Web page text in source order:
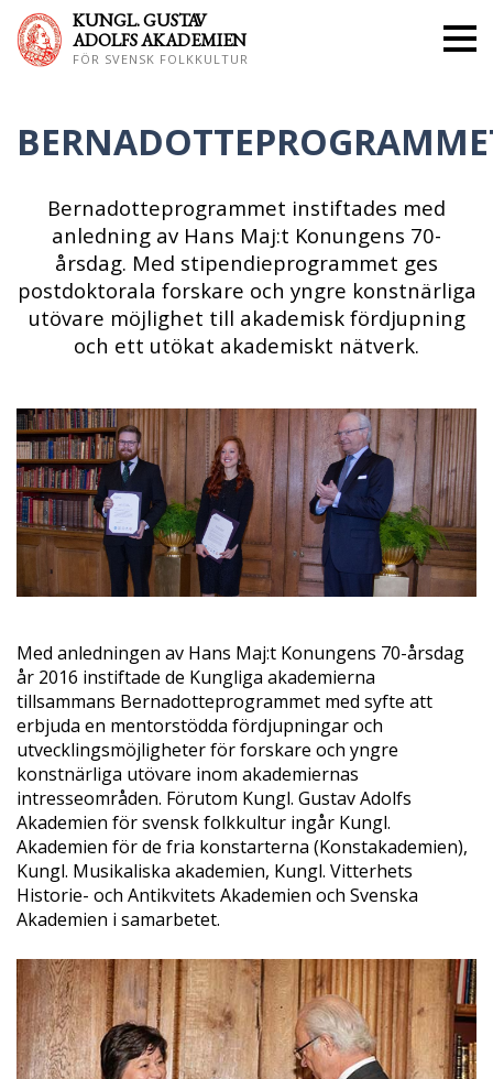
KUNGL. GUSTAV
ADOLFS AKADEMIEN
FÖR SVENSK FOLKKULTUR
Bernadotteprogrammet instiftades med
anledning av Hans Maj:t Konungens 70-
årsdag. Med stipendieprogrammet ges
postdoktorala forskare och yngre konstnärliga
utövare möjlighet till akademisk fördjupning
och ett utökat akademiskt nätverk.
Med anledningen av Hans Maj:t Konungens 70-årsdag
år 2016 instiftade de Kungliga akademierna
tillsammans Bernadotteprogrammet med syfte att
erbjuda en mentorstödda fördjupningar och
utvecklingsmöjligheter för forskare och yngre
konstnärliga utövare inom akademiernas
intresseområden. Förutom Kungl. Gustav Adolfs
Akademien för svensk folkkultur ingår Kungl.
Akademien för de fria konstarterna (Konstakademien),
Kungl. Musikaliska akademien, Kungl. Vitterhets
Historie- och Antikvitets Akademien och Svenska
Akademien i samarbetet.